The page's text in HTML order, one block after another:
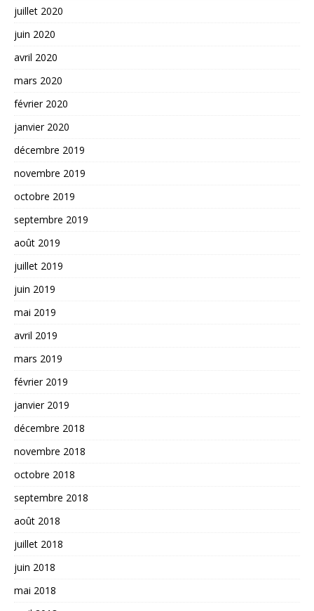
juillet 2020
juin 2020
avril 2020
mars 2020
février 2020
janvier 2020
décembre 2019
novembre 2019
octobre 2019
septembre 2019
août 2019
juillet 2019
juin 2019
mai 2019
avril 2019
mars 2019
février 2019
janvier 2019
décembre 2018
novembre 2018
octobre 2018
septembre 2018
août 2018
juillet 2018
juin 2018
mai 2018